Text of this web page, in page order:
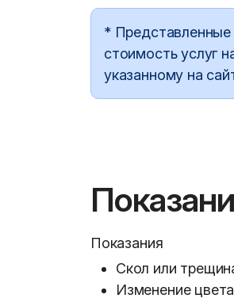
* Представленные
стоимость услуг
указанному на
Показания
Скол или
Изменение